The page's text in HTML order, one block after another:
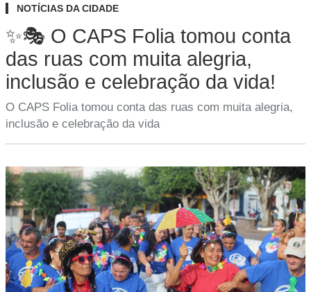
NOTÍCIAS DA CIDADE
✨🎭 O CAPS Folia tomou conta
das ruas com muita alegria,
inclusão e celebração da vida!
O CAPS Folia tomou conta das ruas com muita alegria,
inclusão e celebração da vida